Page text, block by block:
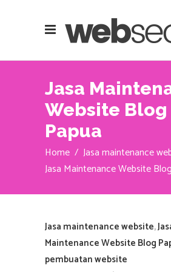
Jasa
Website Blog
Papua
Home / Jasa maintenance
Jasa Maintenance Website
Jasa maintenance website,
Maintenance Website Blog
pembuatan website